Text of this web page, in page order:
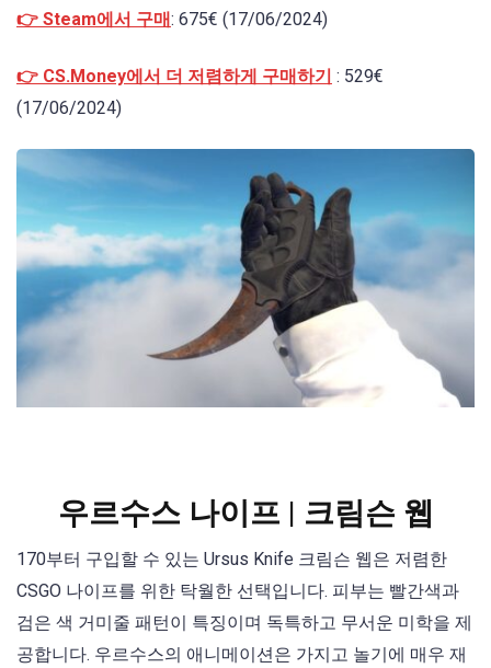
👉 Steam에서 구매: 675€ (17/06/2024)
👉 CS.Money에서 더 저렴하게 구매하기 : 529€
(17/06/2024)
우르수스 나이프 | 크림슨 웹
170부터 구입할 수 있는 Ursus Knife 크림슨 웹은 저렴한
CSGO 나이프를 위한 탁월한 선택입니다. 피부는 빨간색과
검은 색 거미줄 패턴이 특징이며 독특하고 무서운 미학을 제
공합니다. 우르수스의 애니메이션은 가지고 놀기에 매우 재